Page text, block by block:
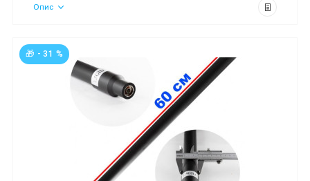
Опис
🎁 - 31 %